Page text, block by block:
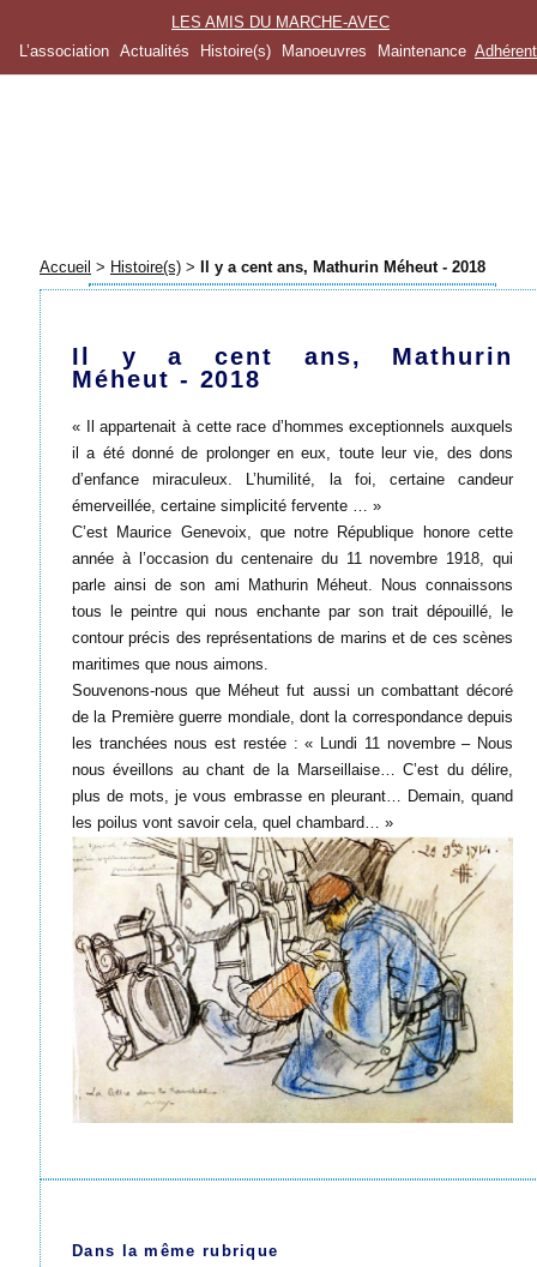
LES AMIS DU MARCHE-AVEC
L’association
Actualités Histoire(s) Manoeuvres Maintenance
Accueil > Histoire(s) > Il y a cent ans, Mathurin Méheut - 2018
Il y a cent ans, Mathurin
Méheut - 2018
« Il appartenait à cette race d’hommes exceptionnels auxquels
il a été donné de prolonger en eux, toute leur vie, des dons
d’enfance miraculeux. L’humilité, la foi, certaine candeur
émerveillée, certaine simplicité fervente … »
C’est Maurice Genevoix, que notre République honore cette
année à l’occasion du centenaire du 11 novembre 1918, qui
parle ainsi de son ami Mathurin Méheut. Nous connaissons
tous le peintre qui nous enchante par son trait dépouillé, le
contour précis des représentations de marins et de ces scènes
maritimes que nous aimons.
Souvenons-nous que Méheut fut aussi un combattant décoré
de la Première guerre mondiale, dont la correspondance depuis
les tranchées nous est restée : « Lundi 11 novembre – Nous
nous éveillons au chant de la Marseillaise… C’est du délire,
plus de mots, je vous embrasse en pleurant… Demain, quand
les poilus vont savoir cela, quel chambard… »
Dans la même rubrique